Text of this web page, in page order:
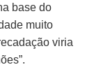
base do
muito
viria